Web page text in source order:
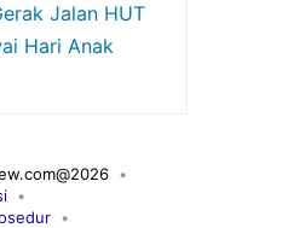
Jalan HUT
Hari Anak